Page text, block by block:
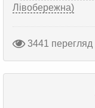
Лівобережна)
3441 перегляд